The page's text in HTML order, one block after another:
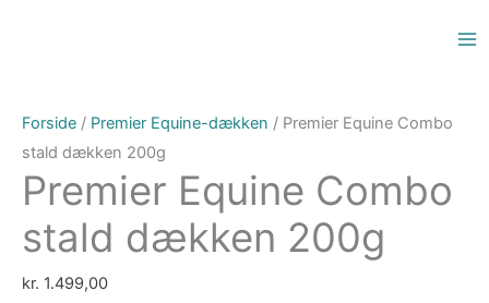
Forside / Premier Equine-dækken / Premier Equine Combo
stald dækken 200g
Premier Equine Combo
stald dækken 200g
kr. 1.499,00